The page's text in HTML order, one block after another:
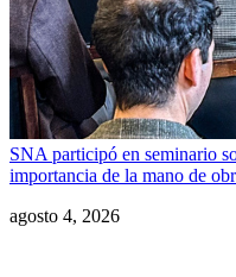
SNA participó en seminario
importancia de la mano de
agosto 4, 2026